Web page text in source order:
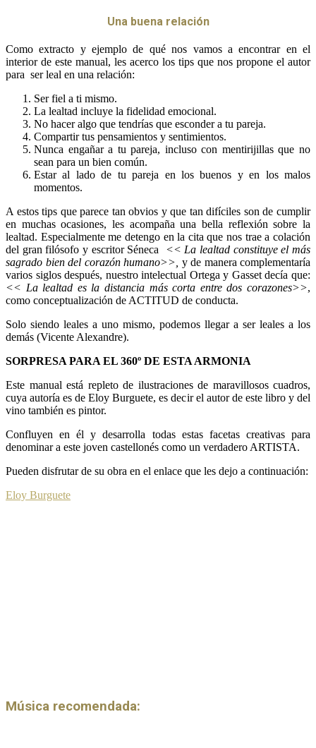
Una buena relación
Como extracto y ejemplo de qué nos vamos a encontrar en el
interior de este manual, les acerco los tips que nos propone el autor
para ser leal en una relación:
Ser fiel a ti mismo.
La lealtad incluye la fidelidad emocional.
No hacer algo que tendrías que esconder a tu pareja.
Compartir tus pensamientos y sentimientos.
Nunca engañar a tu pareja, incluso con mentirijillas que no
sean para un bien común.
Estar al lado de tu pareja en los buenos y en los malos
momentos.
A estos tips que parece tan obvios y que tan difíciles son de cumplir
en muchas ocasiones, les acompaña una bella reflexión sobre la
lealtad. Especialmente me detengo en la cita que nos trae a colación
del gran filósofo y escritor Séneca
<< La lealtad constituye el más
sagrado bien del corazón humano>>, y de manera complementaría
varios siglos después, nuestro intelectual Ortega y Gasset decía que:
<< La lealtad es la distancia más corta entre dos corazones>>,
como conceptualización de ACTITUD de conducta.
Solo siendo leales a uno mismo, podemos llegar a ser leales a los
demás (Vicente Alexandre).
SORPRESA PARA EL 360º DE ESTA ARMONIA
Este manual está repleto de ilustraciones de maravillosos cuadros,
cuya autoría es de Eloy Burguete, es decir el autor de este libro y del
vino también es pintor.
Confluyen en él y desarrolla todas estas facetas creativas para
denominar a este joven castellonés como un verdadero ARTISTA.
Pueden disfrutar de su obra en el enlace que les dejo a continuación:
Eloy Burguete
Música recomendada: